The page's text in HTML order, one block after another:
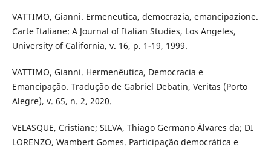
VATTIMO, Gianni. Ermeneutica, democrazia, emancipazione.
Carte Italiane: A Journal of Italian Studies, Los Angeles,
University of California, v. 16, p. 1-19, 1999.
VATTIMO, Gianni. Hermenêutica, Democracia e
Emancipação. Tradução de Gabriel Debatin, Veritas (Porto
Alegre), v. 65, n. 2, 2020.
VELASQUE, Cristiane; SILVA, Thiago Germano Álvares da; DI
LORENZO, Wambert Gomes. Participação democrática e